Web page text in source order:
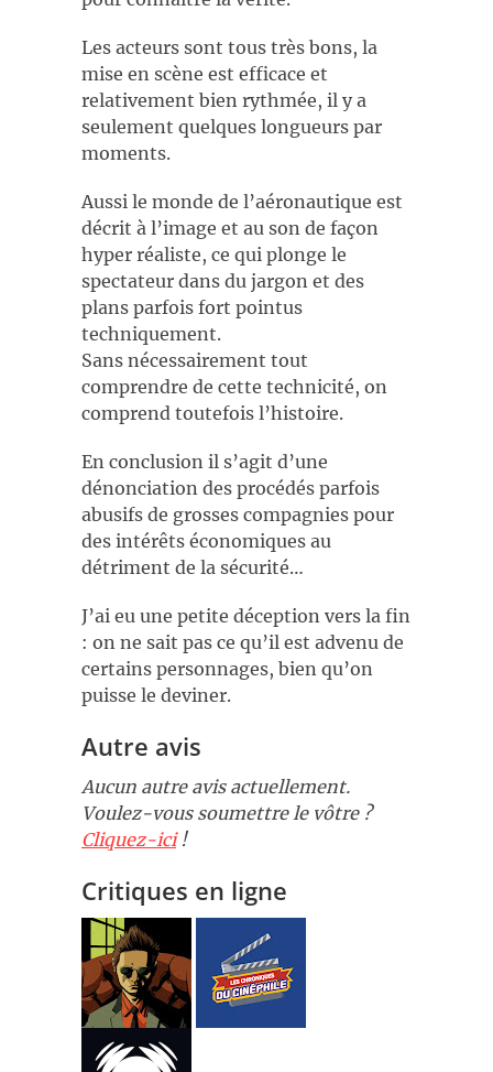
Les acteurs sont tous très bons, la
mise en scène est efficace et
relativement bien rythmée, il y a
seulement quelques longueurs par
moments.
Aussi le monde de l’aéronautique est
décrit à l’image et au son de façon
hyper réaliste, ce qui plonge le
spectateur dans du jargon et des
plans parfois fort pointus
techniquement.
Sans nécessairement tout
comprendre de cette technicité, on
comprend toutefois l’histoire.
En conclusion il s’agit d’une
dénonciation des procédés parfois
abusifs de grosses compagnies pour
des intérêts économiques au
détriment de la sécurité…
J’ai eu une petite déception vers la fin
: on ne sait pas ce qu’il est advenu de
certains personnages, bien qu’on
puisse le deviner.
Autre avis
Aucun autre avis actuellement.
Voulez-vous soumettre le vôtre ?
Cliquez-ici!
Critiques en ligne